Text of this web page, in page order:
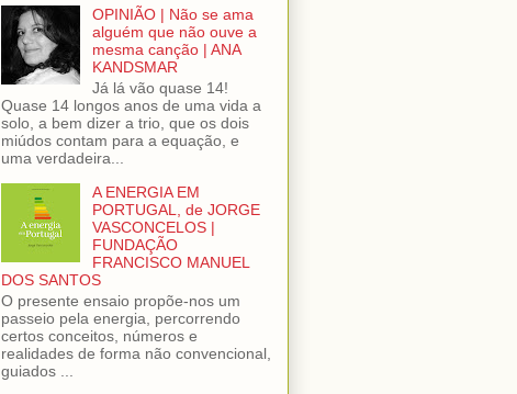
OPINIÃO | Não se ama
alguém que não ouve a
mesma canção | ANA
KANDSMAR
Já lá vão quase 14!
Quase 14 longos anos de uma vida a
solo, a bem dizer a trio, que os dois
miúdos contam para a equação, e
uma verdadeira...
A ENERGIA EM
PORTUGAL, de JORGE
VASCONCELOS |
FUNDAÇÃO
FRANCISCO MANUEL
DOS SANTOS
O presente ensaio propõe-nos um
passeio pela energia, percorrendo
certos conceitos, números e
realidades de forma não convencional,
guiados ...